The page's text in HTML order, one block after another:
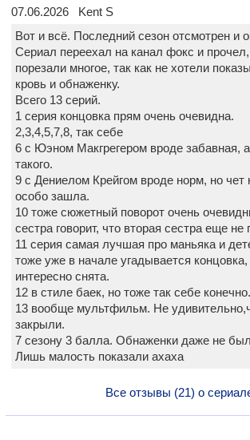
07.06.2026 Kent S
Вот и всё. Последний сезон отсмотрен и
Сериал переехал на канал фокс и
порезали многое, так как не хотели
кровь и обнаженку.
Всего 13 серий.
1 серия концовка прям очень очевидна.
2,3,4,5,7,8, так себе
6 с Юэном Макгрегером вроде забавная,
такого.
9 с Дениелом Крейгом вроде норм, но чет
особо зашла.
10 тоже сюжетный поворот очень
сестра говорит, что вторая сестра еще не
11 серия самая лучшая про маньяка и
тоже уже в начале угадывается
интересно снята.
12 в стиле баек, но тоже так себе конечно.
13 вообще мультфильм. Не
закрыли.
7 сезону 3 балла. Обнаженки даже не
Лишь малость показали ахаха
Все отзывы (21) о